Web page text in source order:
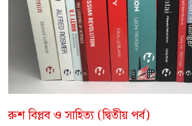
রুশ বিপ্লব ও সাহিত্য (দ্বিতীয় পর্ব)